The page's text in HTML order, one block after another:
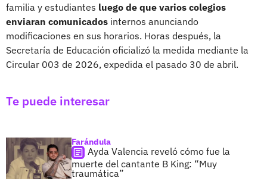
familia y estudiantes luego de que varios colegios
enviaran comunicados internos anunciando
modificaciones en sus horarios. Horas después, la
Secretaría de Educación oficializó la medida mediante la
Circular 003 de 2026, expedida el pasado 30 de abril.
Te puede interesar
Farándula
Ayda Valencia reveló cómo fue la
muerte del cantante B King: “Muy
traumática”